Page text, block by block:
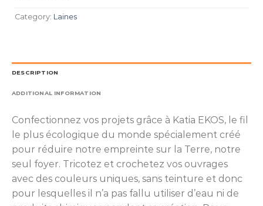
Category: Laines
DESCRIPTION
ADDITIONAL INFORMATION
Confectionnez vos projets grâce à Katia EKOS, le fil
le plus écologique du monde spécialement créé
pour réduire notre empreinte sur la Terre, notre
seul foyer. Tricotez et crochetez vos ouvrages
avec des couleurs uniques, sans teinture et donc
pour lesquelles il n’a pas fallu utiliser d’eau ni de